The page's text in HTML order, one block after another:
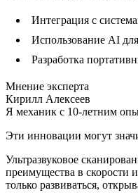
Интеграция с
Использование AI
Разработка
Мнение эксперта
Кирилл Алексеев
Я механик с 10-летним
Эти инновации могут
Ультразвуковое
преимущества в скорости
только развиваться,